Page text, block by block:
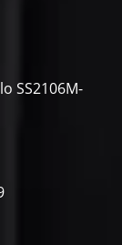
SS2106M-